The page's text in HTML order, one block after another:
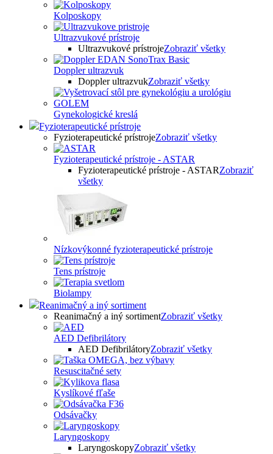
Kolposkopy
Ultrazvukové prístroje
Ultrazvukové prístrojeZobraziť všetky
Doppler ultrazvuk
Doppler ultrazvukZobraziť všetky
Gynekologické kreslá
Fyzioterapeutické prístroje
Fyzioterapeutické prístrojeZobraziť všetky
Fyzioterapeutické prístroje - ASTAR
Fyzioterapeutické prístroje - ASTARZobraziť
všetky
Nízkovýkonné fyzioterapeutické prístroje
Tens prístroje
Biolampy
Reanimačný a iný sortiment
Reanimačný a iný sortimentZobraziť všetky
AED Defibrilátory
AED DefibrilátoryZobraziť všetky
Resuscitačné sety
Kyslíkové fľaše
Odsávačky
Laryngoskopy
LaryngoskopyZobraziť všetky